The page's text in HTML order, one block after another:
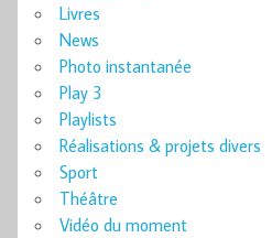
Livres
News
Photo instantanée
Play 3
Playlists
Réalisations & projets divers
Sport
Théâtre
Vidéo du moment